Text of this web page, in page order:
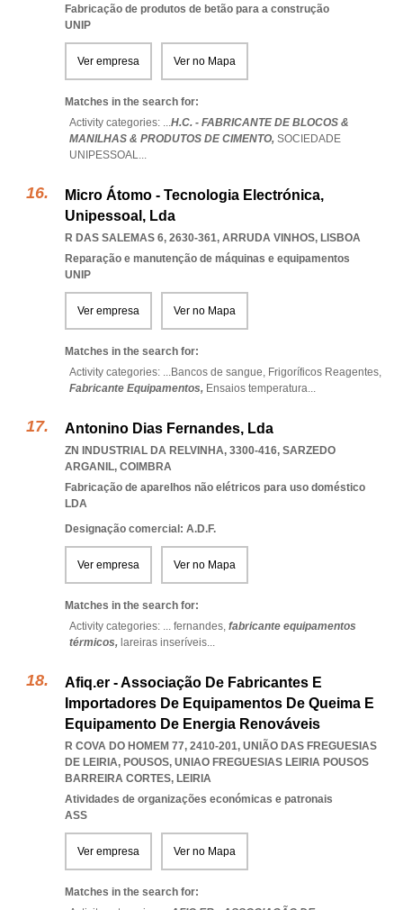
Fabricação de produtos de betão para a construção
UNIP
Ver empresa Ver no Mapa
Matches in the search for:
Activity categories: ...H.C. - FABRICANTE DE BLOCOS &
MANILHAS & PRODUTOS DE CIMENTO, SOCIEDADE
UNIPESSOAL...
Micro Átomo - Tecnologia Electrónica,
Unipessoal, Lda
R DAS SALEMAS 6, 2630-361, ARRUDA VINHOS, LISBOA
Reparação e manutenção de máquinas e equipamentos
UNIP
Ver empresa Ver no Mapa
Matches in the search for:
Activity categories: ...Bancos de sangue, Frigoríficos Reagentes,
Fabricante Equipamentos, Ensaios temperatura...
Antonino Dias Fernandes, Lda
ZN INDUSTRIAL DA RELVINHA, 3300-416, SARZEDO
ARGANIL, COIMBRA
Fabricação de aparelhos não elétricos para uso doméstico
LDA
Designação comercial: A.D.F.
Ver empresa Ver no Mapa
Matches in the search for:
Activity categories: ... fernandes, fabricante equipamentos
térmicos, lareiras inseríveis...
Afiq.er - Associação De Fabricantes E
Importadores De Equipamentos De Queima E
Equipamento De Energia Renováveis
R COVA DO HOMEM 77, 2410-201, UNIÃO DAS FREGUESIAS
DE LEIRIA, POUSOS, UNIAO FREGUESIAS LEIRIA POUSOS
BARREIRA CORTES, LEIRIA
Atividades de organizações económicas e patronais
ASS
Ver empresa Ver no Mapa
Matches in the search for: